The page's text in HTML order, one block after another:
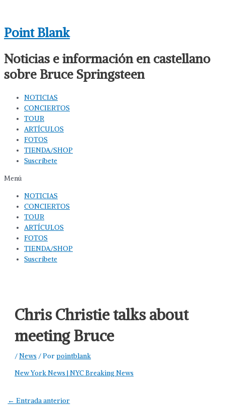
contenido
Point Blank
Noticias e información en castellano
sobre Bruce Springsteen
NOTICIAS
CONCIERTOS
TOUR
ARTÍCULOS
FOTOS
TIENDA/SHOP
Suscríbete
Menú
NOTICIAS
CONCIERTOS
TOUR
ARTÍCULOS
FOTOS
TIENDA/SHOP
Suscríbete
Chris Christie talks about
meeting Bruce
/News / Porpointblank
New York News | NYC Breaking News
Navegación
← Entrada anterior